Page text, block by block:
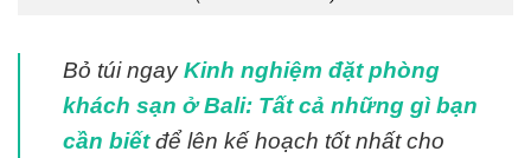
Bỏ túi ngayKinh nghiệm đặt phòng
khách sạn ở Bali: Tất cả những gì bạn
cần biếtđể lên kế hoạch tốt nhất cho